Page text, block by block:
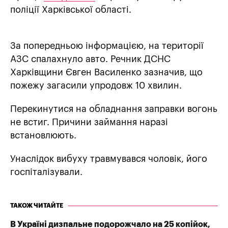
поліції Харківської області.
За попередньою інформацією, на території
АЗС спалахнуло авто. Речник ДСНС
Харківщини Євген Василенко зазначив, що
пожежу загасили упродовж 10 хвилин.
Перекинутися на обладнання заправки вогонь
не встиг. Причини займання наразі
встановлюють.
Унаслідок вибуху травмувався чоловік, його
госпіталізували.
ТАКОЖ ЧИТАЙТЕ
В Україні дизпальне подорожчало на 25 копійок,